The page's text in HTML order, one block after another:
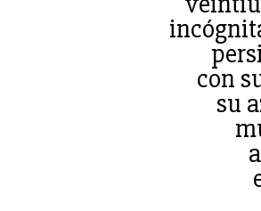
con
su